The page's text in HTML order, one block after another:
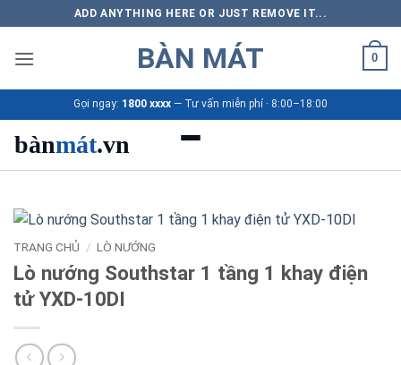
qua
nội
ADD ANYTHING HERE OR JUST REMOVE IT...
BÀN MÁT 0
Gọi ngay: 1800 xxxx — Tư vấn miễn phí · 8:00–18:00
bànmát.vn
Sản phẩm
Thương hiệu
Bảng giá 2026
TRANG CHỦ / LÒ NƯỚNG
Lò nướng Southstar 1 tầng 1 khay điện
tử YXD-10DI